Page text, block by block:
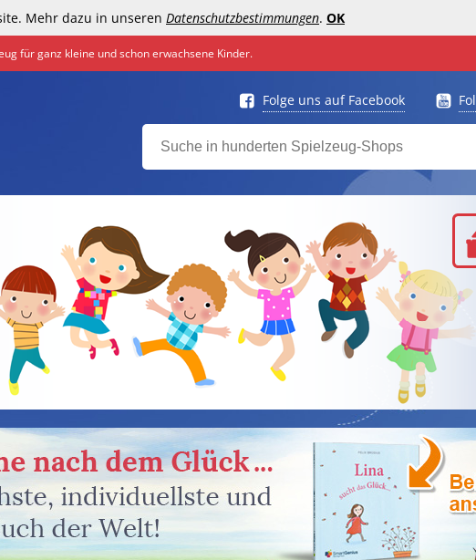
Mehr dazu in unseren Datenschutzbestimmungen. OK
für ganz kleine und schon erwachsene Kinder.
Folge uns auf Facebook